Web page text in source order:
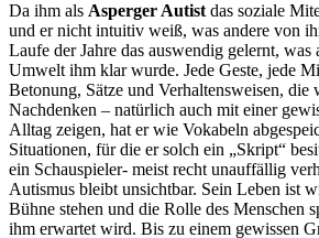
Da ihm als Asperger Autist das soziale
und er nicht intuitiv weiß, was andere von
Laufe der Jahre das auswendig gelernt, was
Umwelt ihm klar wurde. Jede Geste, jede
Betonung, Sätze und Verhaltensweisen, die
Nachdenken – natürlich auch mit einer
Alltag zeigen, hat er wie Vokabeln
Situationen, für die er solch ein „Skript“
ein Schauspieler- meist recht unauffällig
Autismus bleibt unsichtbar. Sein Leben ist
Bühne stehen und die Rolle des Menschen
ihm erwartet wird. Bis zu einem gewissen